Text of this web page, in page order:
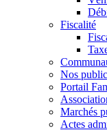
Fiscalité
Nos
Portail
Marchés
Actes